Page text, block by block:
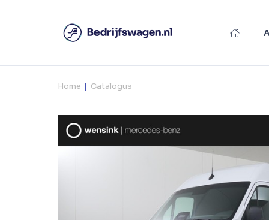
Home Catalogus